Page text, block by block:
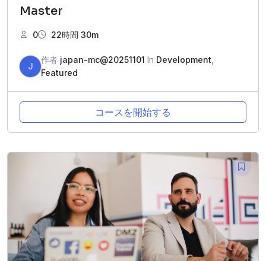
Master
0 22時間 30m
J
作者 japan-mc@20251101 In Development
Featured
コースを開始する